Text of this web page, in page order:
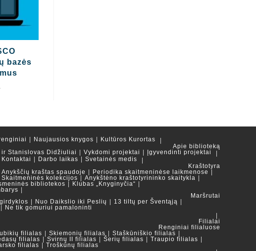
bazės
Naujausios knygos
Kultūros Kurortas
Apie biblioteką
ir Stanislovas Didžiuliai Vykdomi projektai
Įgyvendinti projektai
Kontaktai Darbo laikas
Svetainės medis
Kraštotyra
Anykščių kraštas spaudoje
Periodika skaitmeninėse laikmenose
Skaitmeninės kolekcijos
Anykštėno kraštotyrininko skaitykla
bibliotekos
Klubas „Knyginyčia“
Maršrutai
Nuo Daikslio iki Peslių
13 tiltų per Šventąją
Ne tik gomuriui pamaloninti
Filialai
Renginiai filialuose
filialas Skiemonių filialas
Staškūniškio filialas
filialas Svirnų II filialas Šerių filialas
Traupio filialas
filialas Troškūnų filialas